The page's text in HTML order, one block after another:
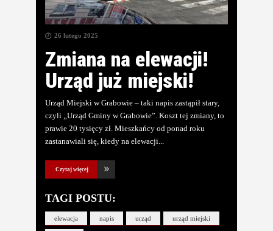
26 lutego 2025
Zmiana na elewacji!
Urząd już miejski!
Urząd Miejski w Grabowie – taki napis zastąpił stary,
czyli „Urząd Gminy w Grabowie”. Koszt tej zmiany, to
prawie 20 tysięcy zł. Mieszkańcy od ponad roku
zastanawiali się, kiedy na elewacji
Czytaj więcej
TAGI POSTU:
elewacja napis urząd urząd miejski